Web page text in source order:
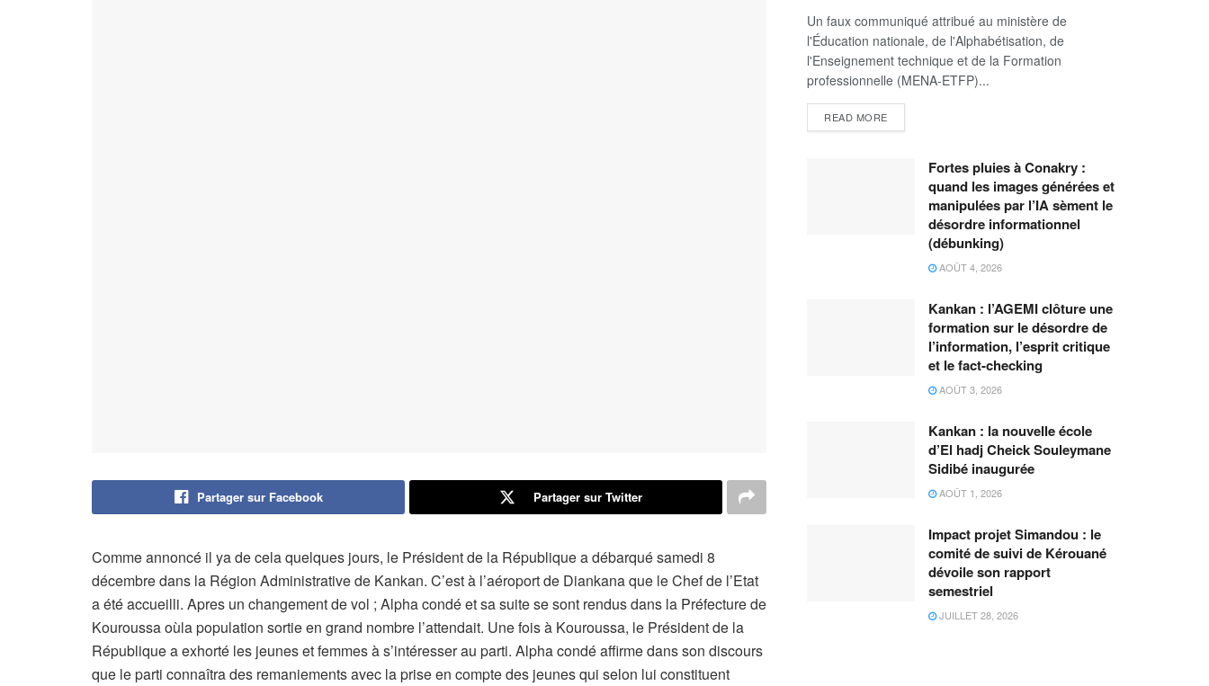
Partager sur Facebook Partager sur Twitter
Comme annoncé il ya de cela quelques jours, le Président de la République a débarqué samedi 8
décembre dans la Région Administrative de Kankan. C’est à l’aéroport de Diankana que le Chef de l’Etat
a été accueilli. Apres un changement de vol ; Alpha condé et sa suite se sont rendus dans la Préfecture de
Kouroussa oùla population sortie en grand nombre l’attendait. Une fois à Kouroussa, le Président de la
République a exhorté les jeunes et femmes à s’intéresser au parti. Alpha condé affirme dans son discours
que le parti connaîtra des remaniements avec la prise en compte des jeunes qui selon lui constituent
Un faux communiqué attribué au ministère de
l'Éducation nationale, de l'Alphabétisation, de
l'Enseignement technique et de la Formation
professionnelle (MENA-ETFP)...
READ MORE
Fortes pluies à Conakry :
quand les images générées et
manipulées par l’IA sèment le
désordre informationnel
(débunking)
AOÛT 4, 2026
Kankan : l’AGEMI clôture une
formation sur le désordre de
l’information, l’esprit critique
et le fact-checking
AOÛT 3, 2026
Kankan : la nouvelle école
d’El hadj Cheick Souleymane
Sidibé inaugurée
AOÛT 1, 2026
Impact projet Simandou : le
comité de suivi de Kérouané
dévoile son rapport
semestriel
JUILLET 28, 2026